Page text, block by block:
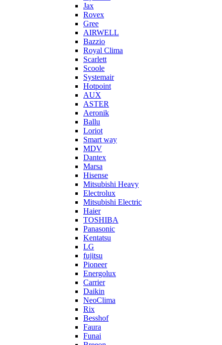
Jax
Rovex
Gree
AIRWELL
Bazzio
Royal Clima
Scarlett
Scoole
Systemair
Hotpoint
AUX
ASTER
Aeronik
Ballu
Loriot
Smart way
MDV
Dantex
Marsa
Hisense
Mitsubishi Heavy
Electrolux
Mitsubishi Electric
Haier
TOSHIBA
Panasonic
Kentatsu
LG
fujitsu
Pioneer
Energolux
Carrier
Daikin
NeoClima
Rix
Besshof
Faura
Funai